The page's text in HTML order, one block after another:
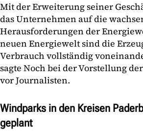
Mit der Erweiterung seiner
das Unternehmen auf die
Herausforderungen der
neuen Energiewelt sind die
Verbrauch vollständig
sagte Noch bei der Vorstellung
vor Journalisten.
Windparks in den Kreisen
geplant